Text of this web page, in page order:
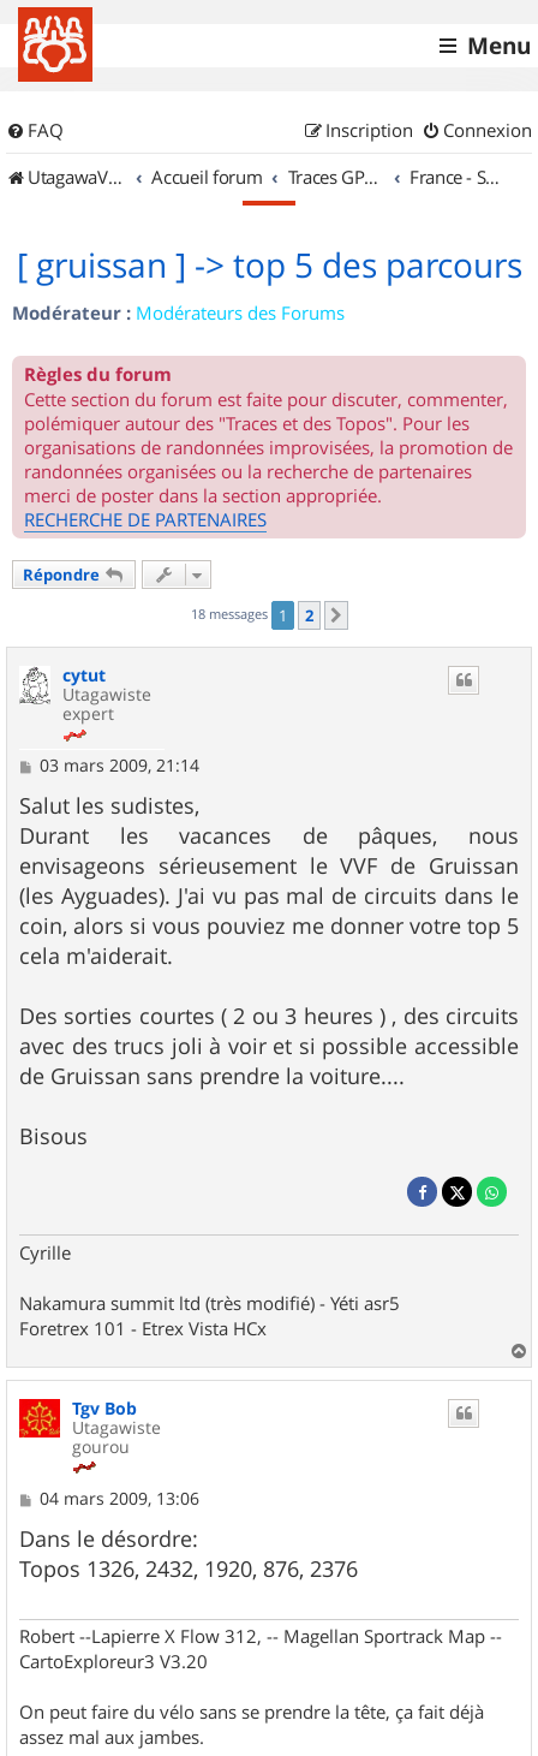
Menu
FAQ Connexion
Inscription
UtagawaVTT (Randos VTT et VTTAE avec traces GPS)
Accueil forum Traces GPS de randos VTT France - Sud Ouest
[ gruissan ] -> top 5 des parcours
Modérateur : Modérateurs des Forums
Règles du forum
Cette section du forum est faite pour discuter, commenter,
polémiquer autour des "Traces et des Topos". Pour les
organisations de randonnées improvisées, la promotion de
randonnées organisées ou la recherche de partenaires
merci de poster dans la section appropriée.
RECHERCHE DE PARTENAIRES
Répondre
18 messages 1 2
cytut
Utagawiste
expert
M
s
s
a
g
e
03 mars 2009, 21:14
Salut les sudistes,
Durant les vacances de pâques, nous
envisageons sérieusement le VVF de Gruissan
(les Ayguades). J'ai vu pas mal de circuits dans le
coin, alors si vous pouviez me donner votre top 5
cela m'aiderait.
Des sorties courtes ( 2 ou 3 heures ) , des circuits
avec des trucs joli à voir et si possible accessible
de Gruissan sans prendre la voiture....
Bisous
Cyrille
Nakamura summit ltd (très modifié) - Yéti asr5
Foretrex 101 - Etrex Vista HCx
a
u
Tgv Bob
Utagawiste
gourou
M
s
s
a
04 mars 2009, 13:06
Dans le désordre:
Topos 1326, 2432, 1920, 876, 2376
Robert --Lapierre X Flow 312, -- Magellan Sportrack Map --
CartoExploreur3 V3.20
On peut faire du vélo sans se prendre la tête, ça fait déjà
assez mal aux jambes.